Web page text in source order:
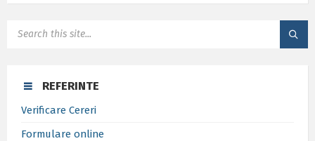
REFERINTE
Verificare Cereri
Formulare online